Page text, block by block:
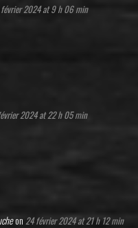
2024 at 9 h 06 min
2024 at 22 h 05 min
on 24 février 2024 at 21 h 12 min